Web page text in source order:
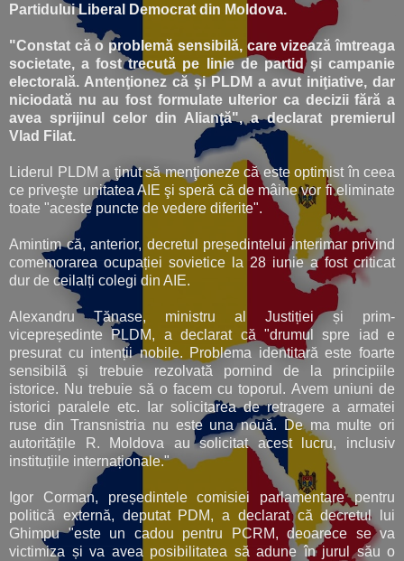
Partidului Liberal Democrat din Moldova.
"Constat că o problemă sensibilă, care vizează îmtreaga
societate, a fost trecută pe linie de partid şi campanie
electorală. Antenţionez că şi PLDM a avut iniţiative, dar
niciodată nu au fost formulate ulterior ca decizii fără a
avea sprijinul celor din Alianţă", a declarat premierul
Vlad Filat.
Liderul PLDM a ţinut să menţioneze că este optimist în ceea
ce priveşte unitatea AIE şi speră că de mâine vor fi eliminate
toate "aceste puncte de vedere diferite".
Amintim că, anterior, decretul președintelui interimar privind
comemorarea ocupației sovietice la 28 iunie a fost criticat
dur de ceilalți colegi din AIE.
Alexandru Tănase, ministru al Justiției și prim-
vicepreședinte PLDM, a declarat că "drumul spre iad e
presurat cu intenții nobile. Problema identitară este foarte
sensibilă și trebuie rezolvată pornind de la principiile
istorice. Nu trebuie să o facem cu toporul. Avem uniuni de
istorici paralele etc. Iar solicitarea de retragere a armatei
ruse din Transnistria nu este una nouă. De ma multe ori
autoritățile R. Moldova au solicitat acest lucru, inclusiv
instituțiile internaționale."
Igor Corman, președintele comisiei parlamentare pentru
politică externă, deputat PDM, a declarat că decretul lui
Ghimpu "este un cadou pentru PCRM, deoarece se va
victimiza și va avea posibilitatea să adune în jurul său o